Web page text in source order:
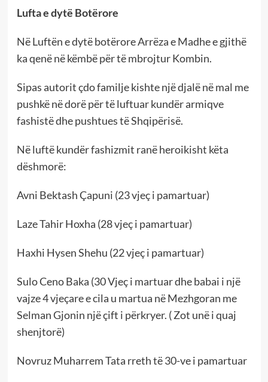
Lufta e dytë Botërore
Në Luftën e dytë botërore Arrëza e Madhe e gjithë
ka qenë në këmbë për të mbrojtur Kombin.
Sipas autorit çdo familje kishte një djalë në mal me
pushkë në dorë për të luftuar kundër armiqve
fashistë dhe pushtues të Shqipërisë.
Në luftë kundër fashizmit ranë heroikisht këta
dëshmorë:
Avni Bektash Çapuni (23 vjeç i pamartuar)
Laze Tahir Hoxha (28 vjeç i pamartuar)
Haxhi Hysen Shehu (22 vjeç i pamartuar)
Sulo Ceno Baka (30 Vjeç i martuar dhe babai i një
vajze 4 vjeçare e cila u martua në Mezhgoran me
Selman Gjonin një çift i përkryer. ( Zot unë i quaj
shenjtorë)
Novruz Muharrem Tata rreth të 30-ve i pamartuar